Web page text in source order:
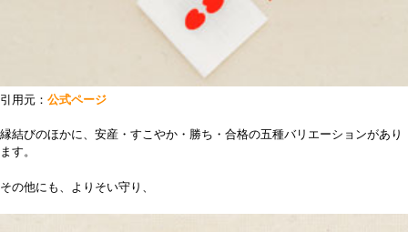
引用元： 公式ページ
縁結びのほかに、安産・すこやか・勝ち・合格の五種バリエーションがあり
ます。
その他にも、よりそい守り、